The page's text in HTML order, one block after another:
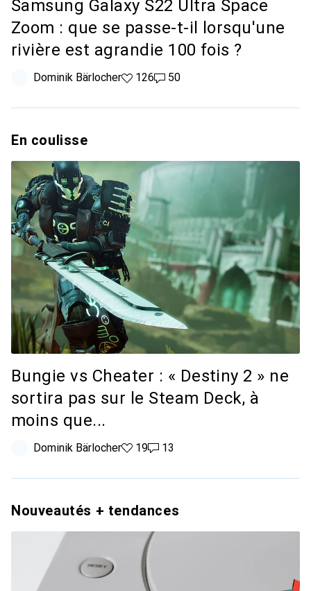
Samsung Galaxy S22 Ultra Space
Zoom : que se passe-t-il lorsqu'une
rivière est agrandie 100 fois ?
Dominik Bärlocher126 likes
12650 commentaires
50
En coulisse
Bungie vs Cheater : « Destiny 2 » ne
sortira pas sur le Steam Deck, à
moins que...
Dominik Bärlocher19 likes
1913 commentaires
13
Nouveautés + tendances